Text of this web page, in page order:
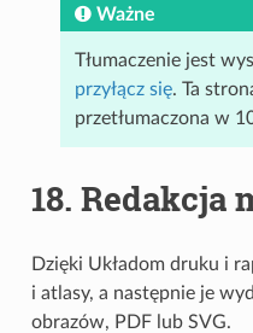
Ważne
Tłumaczenie jest
przyłącz się. Ta
przetłumaczona w
18. Redakcja
Dzięki Układom druku i
i atlasy, a następnie je
obrazów, PDF lub SVG.